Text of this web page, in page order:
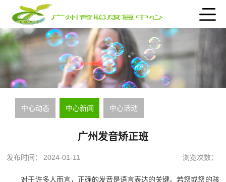
中心动态 中心新闻 中心活动
广州发音矫正班
发布时间： 2024-01-11 浏览次数：
对于许多人而言，正确的发音是语言表达的关键。若您或您的孩